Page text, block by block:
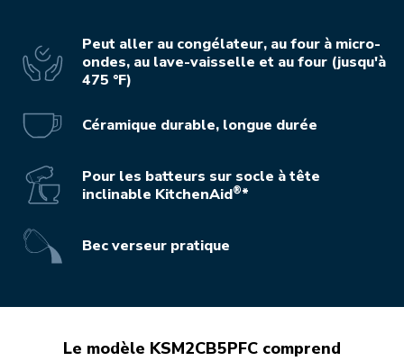
Peut aller au congélateur, au four à micro-
ondes, au lave-vaisselle et au four (jusqu'à
475 °F)
Céramique durable, longue durée
Pour les batteurs sur socle à tête
inclinable KitchenAid®*
Bec verseur pratique
Le modèle KSM2CB5PFC comprend